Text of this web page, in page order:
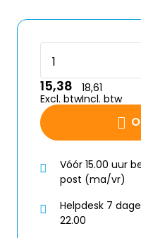
15,38
Excl. btw
18,61
Incl. btw
Vóór 15.00 uur
post (ma/vr)
Helpdesk 7
22.00